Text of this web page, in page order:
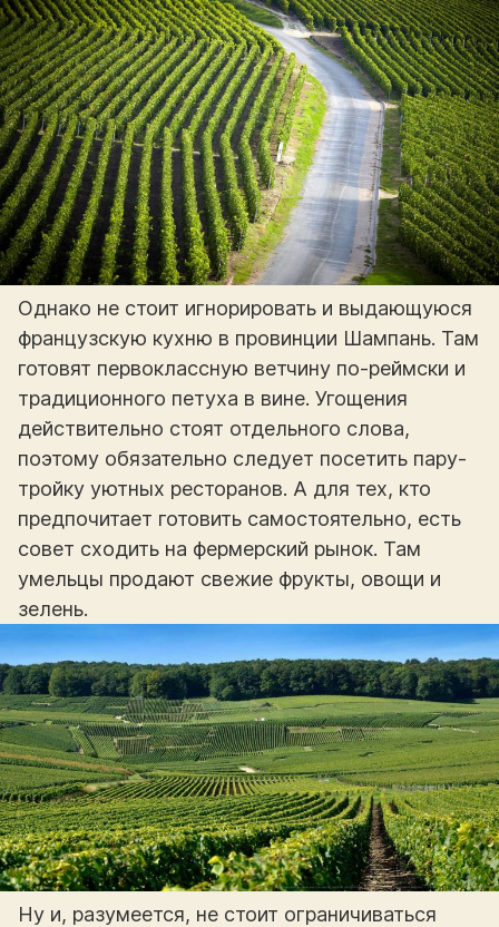
Однако не стоит игнорировать и выдающуюся
французскую кухню в провинции Шампань. Там
готовят первоклассную ветчину по-реймски и
традиционного петуха в вине. Угощения
действительно стоят отдельного слова,
поэтому обязательно следует посетить пару-
тройку уютных ресторанов. А для тех, кто
предпочитает готовить самостоятельно, есть
совет сходить на фермерский рынок. Там
умельцы продают свежие фрукты, овощи и
зелень.
Ну и, разумеется, не стоит ограничиваться